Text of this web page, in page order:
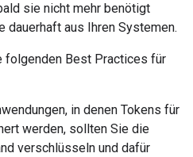
sie nicht mehr benötigt
dauerhaft aus Ihren Systemen.
folgenden Best Practices für
in denen Tokens für
werden, sollten Sie die
verschlüsseln und dafür